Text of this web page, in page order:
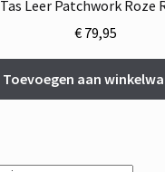
Tas Leer Patchwork Roze
€79,95
Toevoegen aan